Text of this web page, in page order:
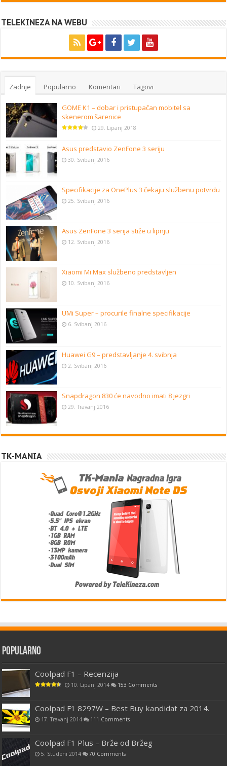
TELEKINEZA NA WEBU
Zadnje Popularno Komentari Tagovi
GOME K1 – dobar i pristupačan mobitel sa
skenerom šarenice
29. Lipanj 2018
Asus predstavio ZenFone 3 seriju
30. Svibanj 2016
Specifikacije za OnePlus 3 čekaju službenu potvrdu
25. Svibanj 2016
Asus ZenFone 3 serija stiže u lipnju
12. Svibanj 2016
Xiaomi Mi Max službeno predstavljen
10. Svibanj 2016
UMi Super – procurile finalne specifikacije
6. Svibanj 2016
Huawei G9 – predstavljanje 4. svibnja
2. Svibanj 2016
Snapdragon 830 će navodno imati 8 jezgri
29. Travanj 2016
TK-MANIA
Popularno
Coolpad F1 – Recenzija
10. Lipanj 2014 153 Comments
Coolpad F1 8297W – Best Buy kandidat za 2014.
17. Travanj 2014 111 Comments
Coolpad F1 Plus – Brže od Bržeg
5. Studeni 2014 70 Comments